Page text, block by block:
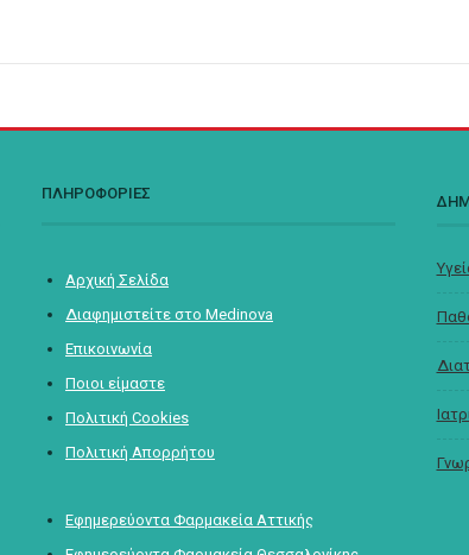
ΠΛΗΡΟΦΟΡΙΕΣ
Αρχική Σελίδα
Διαφημιστείτε στο Medinova
Επικοινωνία
Ποιοι είμαστε
Πολιτική Cookies
Πολιτική Απορρήτου
Εφημερεύοντα Φαρμακεία Αττικής